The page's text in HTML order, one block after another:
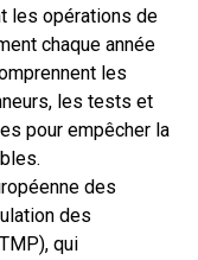
les opérations de
chaque année
les
les tests et
pour empêcher la
des
des
qui